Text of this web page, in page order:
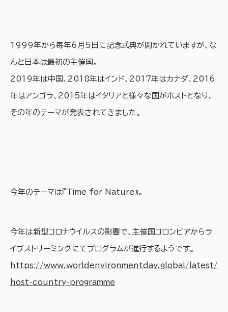
1999年から毎年6月5日に記念式典が開かれていますが、な
んと日本は最初の主催国。
2019年は中国、2018年はインド、2017年はカナダ、2016
年はアンゴラ、2015年はイタリアと様々な国がホストとなり、
その年のテーマが発表されてきました。
今年のテーマは『Time for Nature』。
今年は新型コロナウイルスの影響で、主催国コロンビアからラ
イブストリーミングにてプログラムが進行するようです。
https://www.worldenvironmentday.global/latest/
host-country-programme